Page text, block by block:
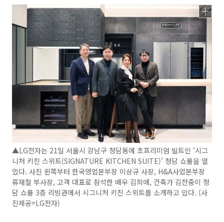
▲LG전자는 21일 서울시 강남구 청담동에 초프리미엄 빌트인 ‘시그
니처 키친 스위트(SIGNATURE KITCHEN SUITE)’ 청담 쇼룸을 열
었다. 사진 왼쪽부터 한국영업본부장 이상규 사장, H&A사업본부장
류재철 부사장, 고객 대표로 참석한 배우 김희애, 건축가 김찬중이 청
담 쇼룸 3층 리빙관에서 시그니처 키친 스위트를 소개하고 있다. (사
진제공=LG전자)